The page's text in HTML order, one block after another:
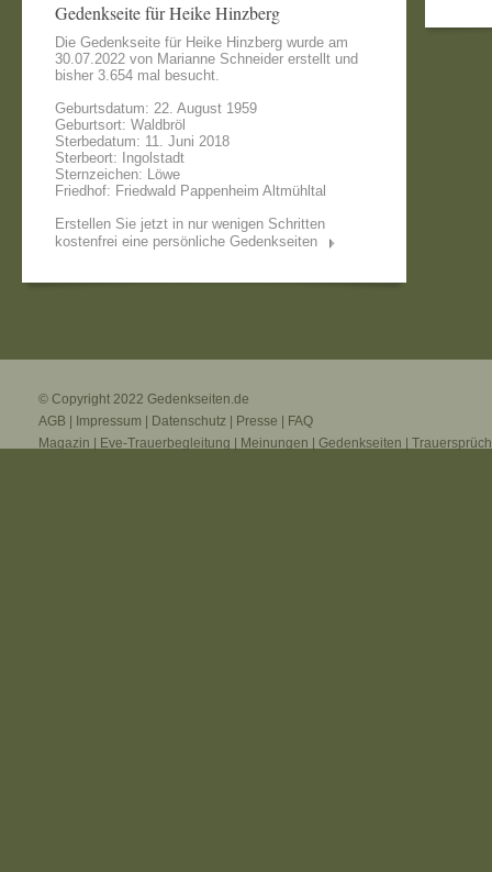
Gedenkseite für Heike Hinzberg
Die Gedenkseite für Heike Hinzberg wurde am
30.07.2022 von Marianne Schneider erstellt und
bisher 3.654 mal besucht.
Geburtsdatum: 22. August 1959
Geburtsort: Waldbröl
Sterbedatum: 11. Juni 2018
Sterbeort: Ingolstadt
Sternzeichen: Löwe
Friedhof: Friedwald Pappenheim Altmühltal
Erstellen Sie jetzt in nur wenigen Schritten
kostenfrei eine persönliche Gedenkseiten
© Copyright 2022 Gedenkseiten.de
AGB
Impressum Datenschutz Presse
FAQ
Magazin
Eve-Trauerbegleitung Meinungen Gedenkseiten